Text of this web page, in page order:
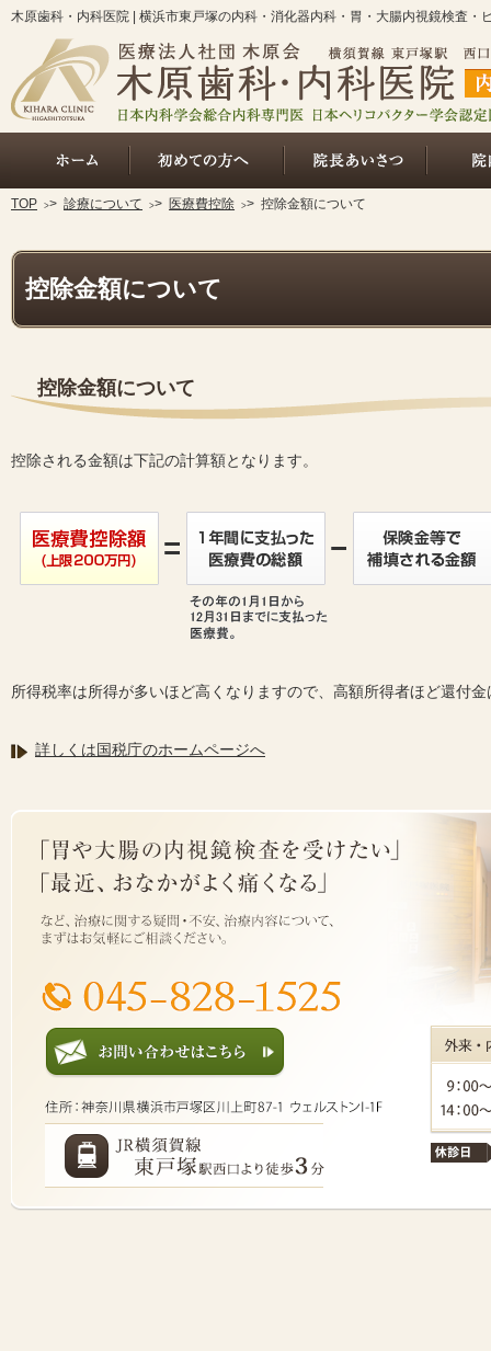
控除金額について
木原歯科・内科医院 | 横浜市東戸塚の内科・消化器内科・胃・大腸内視鏡検査・
控除金額について
控除される金額は下記の計算額となります。
所得税率は所得が多いほど高くなりますので、高額所得者ほど還付
詳しくは国税庁のホームページへ
TOP > 診療について > 医療費控除 > 控除金額について